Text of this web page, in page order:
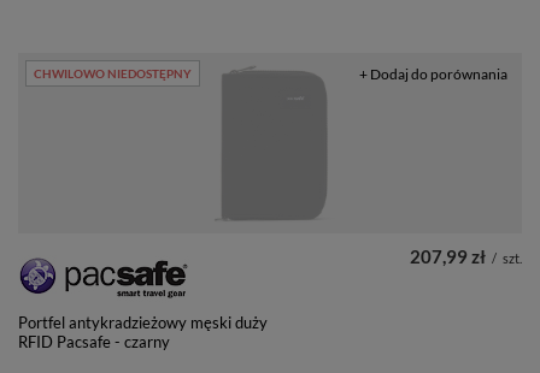
CHWILOWO NIEDOSTĘPNY
Portfel antykradzieżowy męski duży
RFID Pacsafe - czarny
207,99 zł / szt.
+ Dodaj do porównania